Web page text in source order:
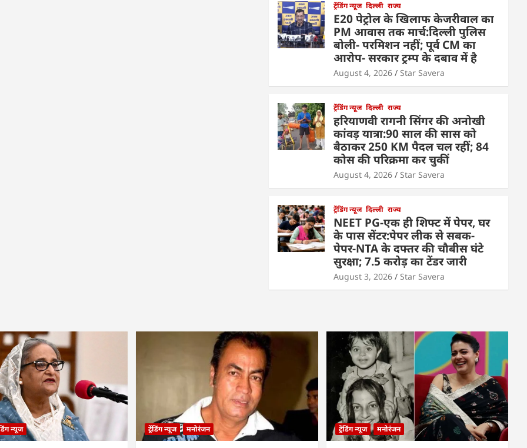
ट्रेंडिंग न्यूज दिल्ली राज्य
E20 पेट्रोल के खिलाफ केजरीवाल का
PM आवास तक मार्च:दिल्ली पुलिस
बोली- परमिशन नहीं; पूर्व CM का
आरोप- सरकार ट्रम्प के दबाव में है
August 4, 2026 Star Savera
ट्रेंडिंग न्यूज दिल्ली राज्य
हरियाणवी रागनी सिंगर की अनोखी
कांवड़ यात्रा:90 साल की सास को
बैठाकर 250 KM पैदल चल रहीं; 84
कोस की परिक्रमा कर चुकीं
August 4, 2026 Star Savera
ट्रेंडिंग न्यूज दिल्ली राज्य
NEET PG-एक ही शिफ्ट में पेपर, घर
के पास सेंटर:पेपर लीक से सबक-
पेपर-NTA के दफ्तर की चौबीस घंटे
सुरक्षा; 7.5 करोड़ का टेंडर जारी
August 3, 2026 Star Savera
न्यूज ट्रेंडिंग न्यूज मनोरंजन ट्रेंडिंग न्यूज मनोरंजन